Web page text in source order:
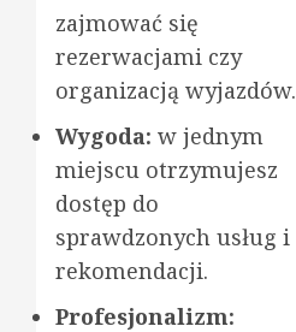
zajmować się
rezerwacjami czy
organizacją wyjazdów.
Wygoda: w jednym
miejscu otrzymujesz
dostęp do
sprawdzonych usług i
rekomendacji.
Profesjonalizm: